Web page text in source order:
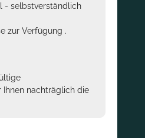
- selbstverständlich
zur Verfügung .
Ihnen nachträglich die